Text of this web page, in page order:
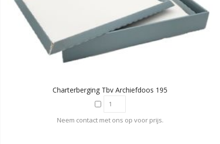
Charterberging Tbv Archiefdoos 195
Neem contact met ons op voor prijs.